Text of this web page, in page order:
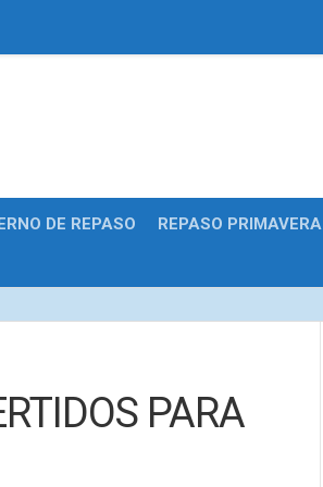
DE REPASO REPASO PRIMAVERA
PARA